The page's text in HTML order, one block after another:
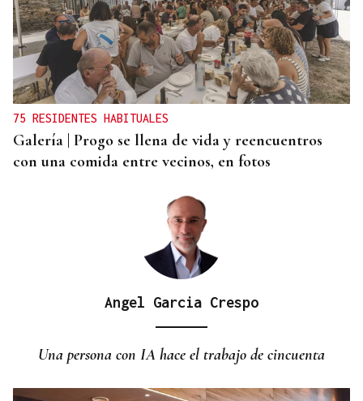
PARA EL ARREGLO INTEGRAL
Oporto, el modelo a seguir para recuperar el
casco histórico de Ourense
75 RESIDENTES HABITUALES
Galería | Progo se llena de vida y reencuentros
con una comida entre vecinos, en fotos
Angel Garcia Crespo
Una persona con IA hace el trabajo de cincuenta